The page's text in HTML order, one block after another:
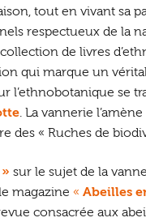
tout en vivant sa
respectueux de la
de livres
qui marque un
l’ethnobotanique se
. La vannerie
des « Ruches de
sur le sujet de la
magazine «Abeilles
consacrée aux